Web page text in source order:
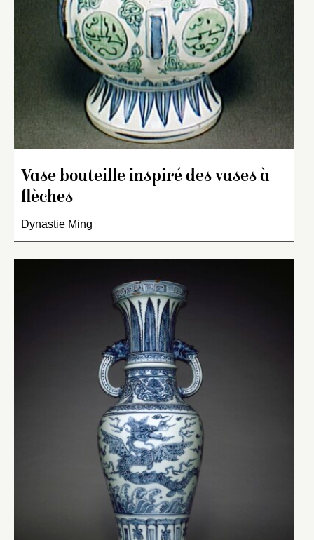
Vase bouteille inspiré des vases à
flèches
Dynastie Ming